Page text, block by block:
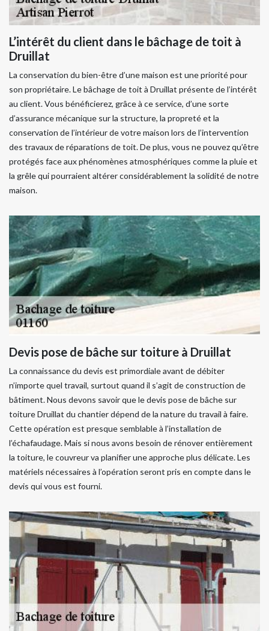
L’intérêt du client dans le bâchage de toit à
Druillat
La conservation du bien-être d’une maison est une priorité pour
son propriétaire. Le bâchage de toit à Druillat présente de l’intérêt
au client. Vous bénéficierez, grâce à ce service, d’une sorte
d’assurance mécanique sur la structure, la propreté et la
conservation de l’intérieur de votre maison lors de l’intervention
des travaux de réparations de toit. De plus, vous ne pouvez qu’être
protégés face aux phénomènes atmosphériques comme la pluie et
la grêle qui pourraient altérer considérablement la solidité de notre
maison.
Devis pose de bâche sur toiture à Druillat
La connaissance du devis est primordiale avant de débiter
n’importe quel travail, surtout quand il s’agit de construction de
bâtiment. Nous devons savoir que le devis pose de bâche sur
toiture Druillat du chantier dépend de la nature du travail à faire.
Cette opération est presque semblable à l’installation de
l’échafaudage. Mais si nous avons besoin de rénover entièrement
la toiture, le couvreur va planifier une approche plus délicate. Les
matériels nécessaires à l’opération seront pris en compte dans le
devis qui vous est fourni.